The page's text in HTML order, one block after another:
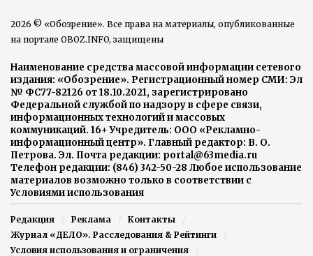
2026 © «Обозрение». Все права на материалы, опубликованные
на портале OBOZ.INFO, защищены
Наименование средства массовой информации сетевого
издания: «Обозрение». Регистрационный номер СМИ: Эл
№ ФС77-82126 от 18.10.2021, зарегистрировано
Федеральной службой по надзору в сфере связи,
информационных технологий и массовых
коммуникаций. 16+ Учредитель: ООО «Рекламно-
информационный центр». Главный редактор: В. О.
Петрова. Эл. Почта редакции: portal@63media.ru
Телефон редакции: (846) 342-50-28 Любое использование
материалов возможно только в соответствии с
Условиями использования
Редакция Реклама
Контакты
Журнал «ДЕЛО». Расследования & Рейтинги
Условия использования и ограничения